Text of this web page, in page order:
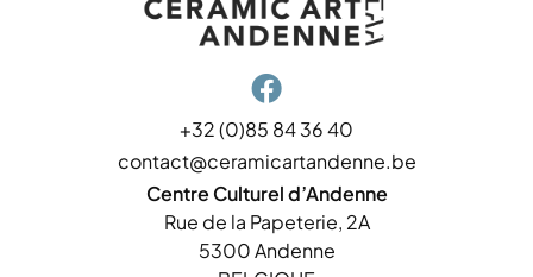

+32 (0)85 84 36 40
contact@ceramicartandenne.be
Centre Culturel d’Andenne
Rue de la Papeterie, 2A
5300 Andenne